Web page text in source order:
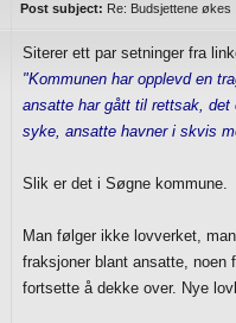
Post subject: Re: Budsjettene økes
Siterer ett par setninger fra
"Kommunen har opplevd en
ansatte har gått til rettsak, det
syke, ansatte havner i skvis
Slik er det i Søgne kommune.
Man følger ikke lovverket,
fraksjoner blant ansatte, noen
fortsette å dekke over. Nye